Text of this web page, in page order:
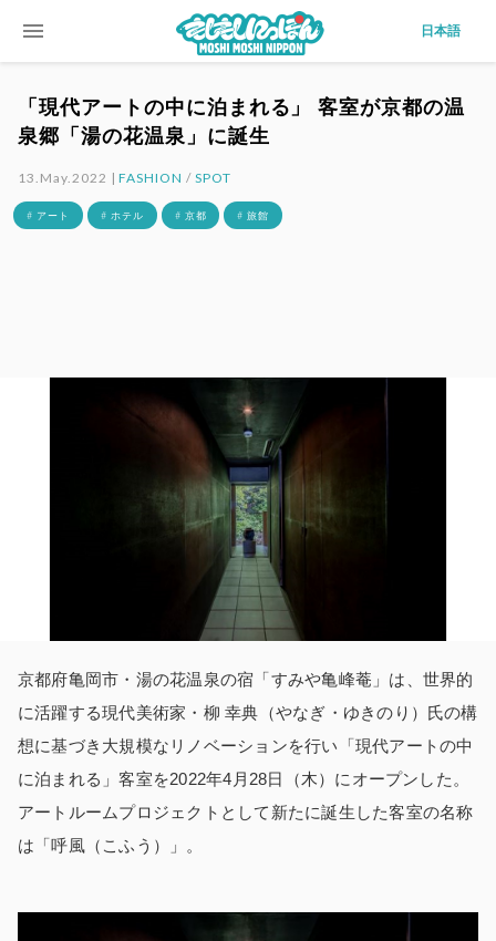
menu 日本語
「現代アートの中に泊まれる」 客室が京都の温
泉郷「湯の花温泉」に誕生
13.May.2022 |FASHION /SPOT
# アート # ホテル # 京都 # 旅館
京都府亀岡市・湯の花温泉の宿「すみや亀峰菴」は、世界的
に活躍する現代美術家・柳 幸典（やなぎ・ゆきのり）氏の構
想に基づき大規模なリノベーションを行い「現代アートの中
に泊まれる」客室を2022年4月28日（木）にオープンした。
アートルームプロジェクトとして新たに誕生した客室の名称
は「呼風（こふう）」。